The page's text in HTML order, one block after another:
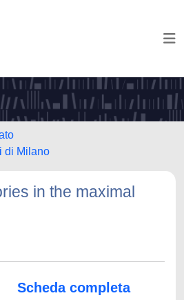
di Milano
in the maximal
Scheda completa